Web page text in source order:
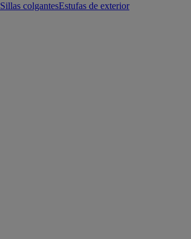
Sillas colgantesEstufas de exterior